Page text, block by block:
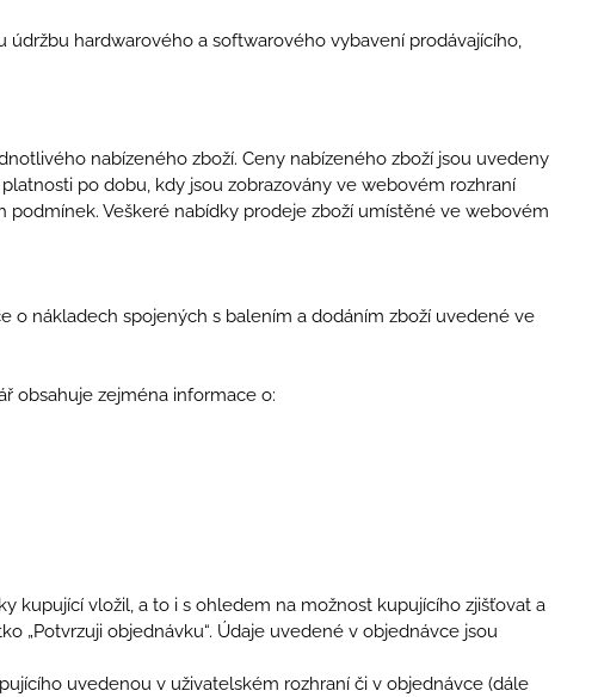
hardwarového a softwarového vybavení prodávajícího,
nabízeného zboží. Ceny nabízeného zboží jsou uvedeny
po dobu, kdy jsou zobrazovány ve webovém rozhraní
Veškeré nabídky prodeje zboží umístěné ve webovém
o nákladech spojených s balením a dodáním zboží uvedené ve
obsahuje zejména informace o:
kupující vložil, a to i s ohledem na možnost kupujícího zjišťovat a
„Potvrzuji objednávku“. Údaje uvedené v objednávce jsou
uvedenou v uživatelském rozhraní či v objednávce (dále